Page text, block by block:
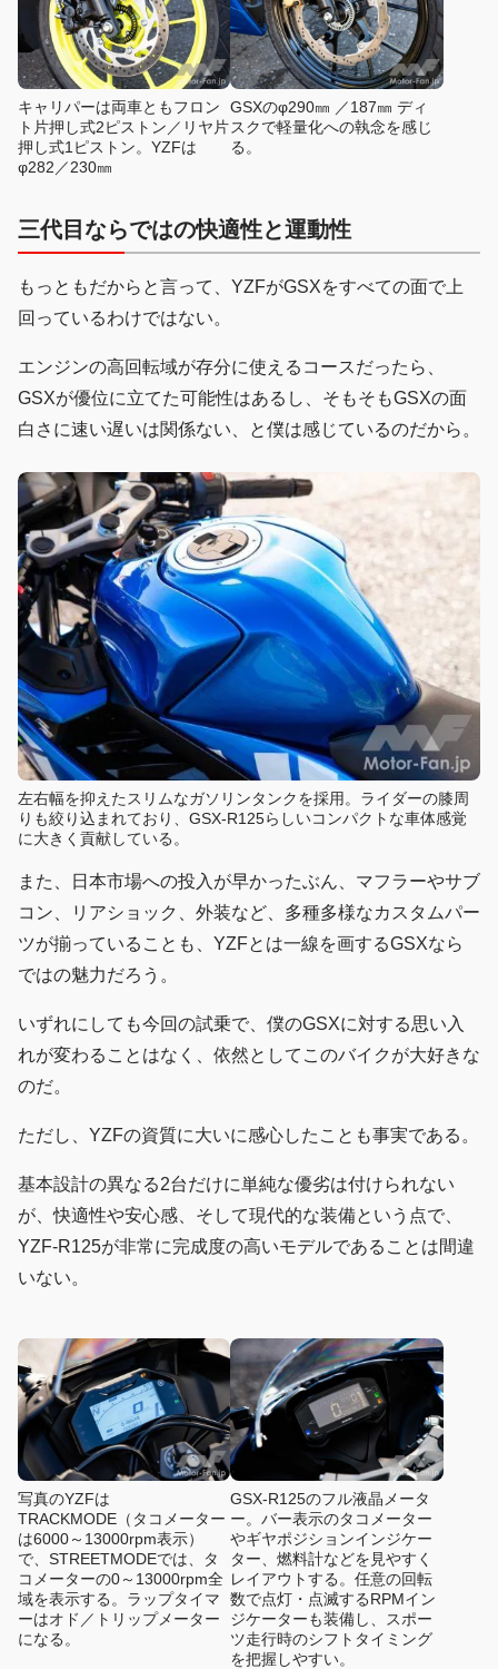
キャリパーは両車ともフロン
ト片押し式2ピストン／リヤ片
押し式1ピストン。YZFは
φ282／230㎜
GSXのφ290㎜ ／187㎜ ディ
スクで軽量化への執念を感じ
る。
三代目ならではの快適性と運動性
もっともだからと言って、YZFがGSXをすべての面で上
回っているわけではない。
エンジンの高回転域が存分に使えるコースだったら、
GSXが優位に立てた可能性はあるし、そもそもGSXの面
白さに速い遅いは関係ない、と僕は感じているのだから。
左右幅を抑えたスリムなガソリンタンクを採用。ライダーの膝周
りも絞り込まれており、GSX-R125らしいコンパクトな車体感覚
に大きく貢献している。
また、日本市場への投入が早かったぶん、マフラーやサブ
コン、リアショック、外装など、多種多様なカスタムパー
ツが揃っていることも、YZFとは一線を画するGSXなら
ではの魅力だろう。
いずれにしても今回の試乗で、僕のGSXに対する思い入
れが変わることはなく、依然としてこのバイクが大好きな
のだ。
ただし、YZFの資質に大いに感心したことも事実である。
基本設計の異なる2台だけに単純な優劣は付けられない
が、快適性や安心感、そして現代的な装備という点で、
YZF-R125が非常に完成度の高いモデルであることは間違
いない。
写真のYZFは
TRACKMODE（タコメーター
は6000～13000rpm表示）
で、STREETMODEでは、タ
コメーターの0～13000rpm全
域を表示する。ラップタイマ
ーはオド／トリップメーター
になる。
GSX-R125のフル液晶メータ
ー。バー表示のタコメーター
やギヤポジションインジケー
ター、燃料計などを見やすく
レイアウトする。任意の回転
数で点灯・点滅するRPMイン
ジケーターも装備し、スポー
ツ走行時のシフトタイミング
を把握しやすい。